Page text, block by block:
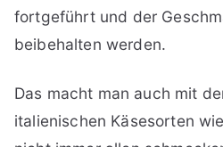
fortgeführt und der
beibehalten werden.
Das macht man auch mit
italienischen Käsesorten